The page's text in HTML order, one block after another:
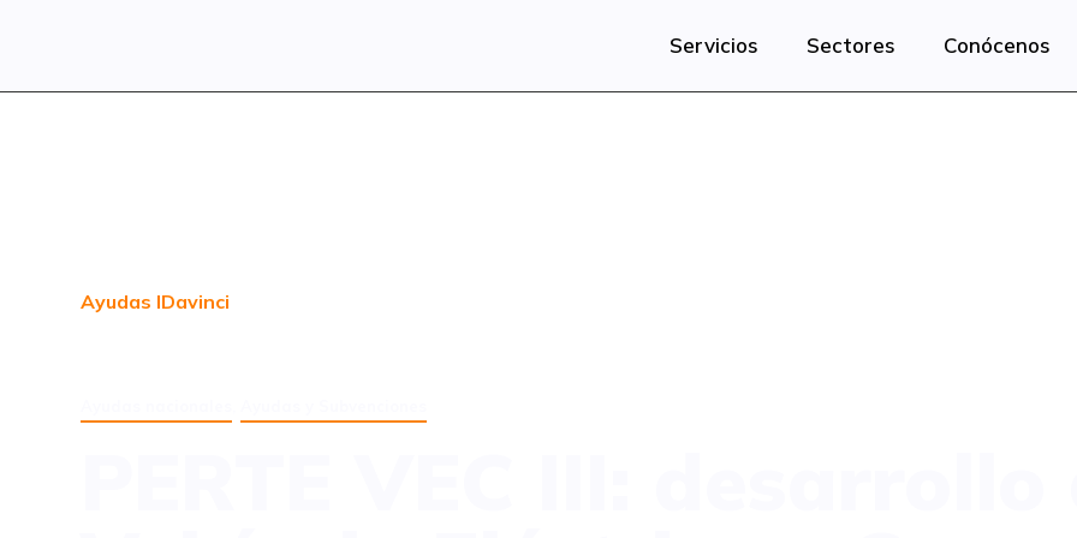
Servicios Sectores Conócenos
Ayudas IDavinci